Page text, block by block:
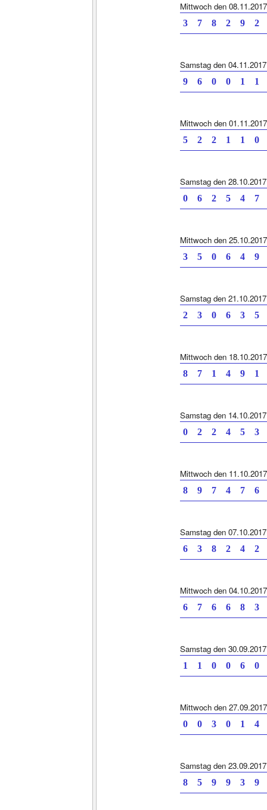
Mittwoch den 08.11.2017
3 7 8 2 9 2
Samstag den 04.11.2017
9 6 0 0 1 1
Mittwoch den 01.11.2017
5 2 2 1 1 0
Samstag den 28.10.2017
0 6 2 5 4 7
Mittwoch den 25.10.2017
3 5 0 6 4 9
Samstag den 21.10.2017
2 3 0 6 3 5
Mittwoch den 18.10.2017
8 7 1 4 9 1
Samstag den 14.10.2017
0 2 2 4 5 3
Mittwoch den 11.10.2017
8 9 7 4 7 6
Samstag den 07.10.2017
6 3 8 2 4 2
Mittwoch den 04.10.2017
6 7 6 6 8 3
Samstag den 30.09.2017
1 1 0 0 6 0
Mittwoch den 27.09.2017
0 0 3 0 1 4
Samstag den 23.09.2017
8 5 9 9 3 9